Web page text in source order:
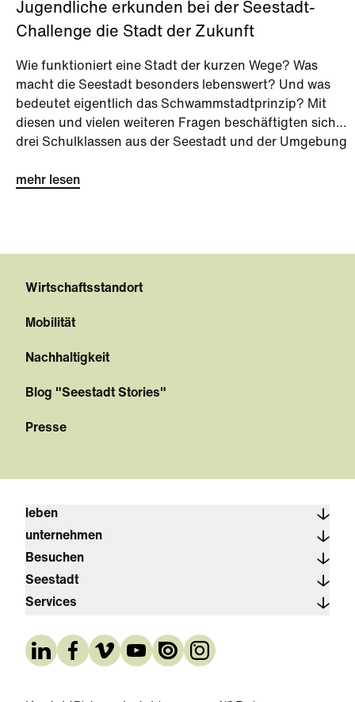
Jugendliche erkunden bei der Seestadt-
Challenge die Stadt der Zukunft
Wie funktioniert eine Stadt der kurzen Wege? Was
macht die Seestadt besonders lebenswert? Und was
bedeutet eigentlich das Schwammstadtprinzip? Mit
diesen und vielen weiteren Fragen beschäftigten sich
drei Schulklassen aus der Seestadt und der Umgebung
mehr lesen
Wirtschaftsstandort
Mobilität
Nachhaltigkeit
Blog "Seestadt Stories"
Presse
leben
unternehmen
Besuchen
Seestadt
Services